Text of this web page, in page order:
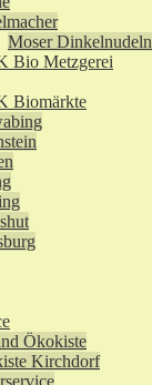
Moser Dinkelnudeln
Bio Metzgerei
Biomärkte
Ökokiste
Kirchdorf